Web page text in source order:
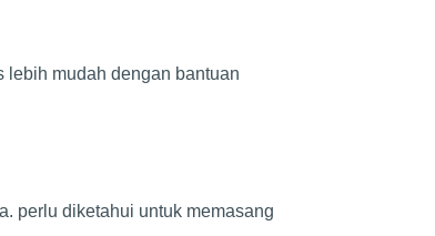
mudah dengan bantuan
perlu diketahui untuk memasang